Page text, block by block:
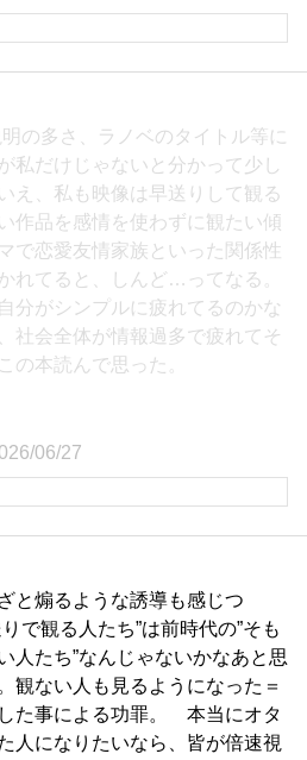
の多さ、ラノベのタイトル等に
私だけじゃないと分かって少し
え、私も映像は早送りして観る
作品を感情を使わずに観たい傾
で恋愛友情家族といった関係性
れてると、しんど…ってなる。
分がシンプルに疲れてるのかな
社会全体が情報過多で疲れてそ
の本読んで思った。
06/27
と煽るような誘導も感じつ
で観る人たち”は前時代の”そも
人たち”なんじゃないかなあと思
観ない人も見るようになった＝
た事による功罪。 本当にオタ
人になりたいなら、皆が倍速視